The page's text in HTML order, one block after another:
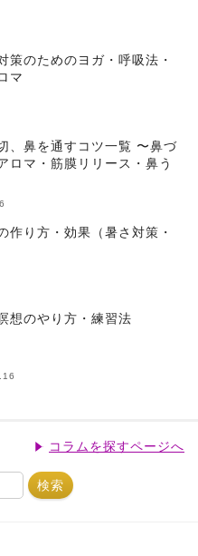
策のためのヨガ・呼吸法・
マ
、鼻を通すコツ一覧 〜鼻づ
ロマ・筋膜リリース・鼻う
作り方・効果（暑さ対策・
想のやり方・練習法
コラムを探すページへ